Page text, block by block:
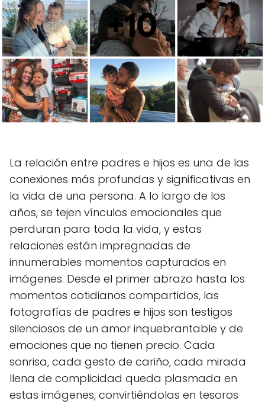
La relación entre padres e hijos es una de las
conexiones más profundas y significativas en
la vida de una persona. A lo largo de los
años, se tejen vínculos emocionales que
perduran para toda la vida, y estas
relaciones están impregnadas de
innumerables momentos capturados en
imágenes. Desde el primer abrazo hasta los
momentos cotidianos compartidos, las
fotografías de padres e hijos son testigos
silenciosos de un amor inquebrantable y de
emociones que no tienen precio. Cada
sonrisa, cada gesto de cariño, cada mirada
llena de complicidad queda plasmada en
estas imágenes, convirtiéndolas en tesoros